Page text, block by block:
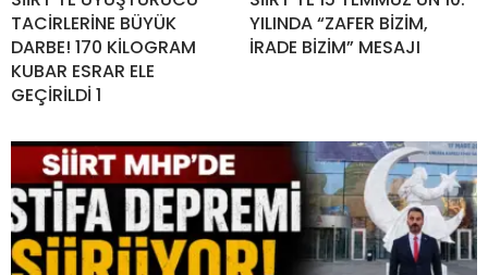
TACİRLERİNE BÜYÜK
DARBE! 170 KİLOGRAM
KUBAR ESRAR ELE
GEÇİRİLDİ 1
YILINDA “ZAFER BİZİM,
İRADE BİZİM” MESAJI